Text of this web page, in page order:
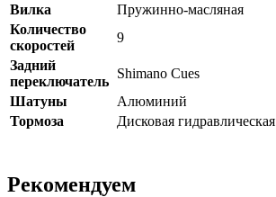
Вилка
Пружинно-масляная
Количество
скоростей
9
Задний
переключатель
Shimano Cues
Шатуны
Алюминий
Тормоза
Дисковая гидравлическая
Рекомендуем